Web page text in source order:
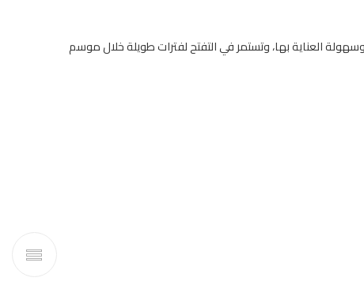
العناية بها، وتستمر في التفتح لفترات طويلة خلال موسم